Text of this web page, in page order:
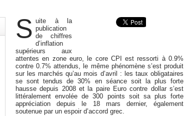
S uite à la
publication
de chiffres
d’inflation
supérieurs aux
attentes en zone euro, le core CPI est ressorti à 0.9%
contre 0.7% attendus, le même phénomène s’est produit
sur les marchés qu’au mois d’avril : les taux obligataires
se sont tendus de 30% en séance soit la plus forte
hausse depuis 2008 et la paire Euro contre dollar s’est
littéralement envolée de 300 points soit sa plus forte
appréciation depuis le 18 mars dernier, également
soutenue par un espoir d’accord grec.